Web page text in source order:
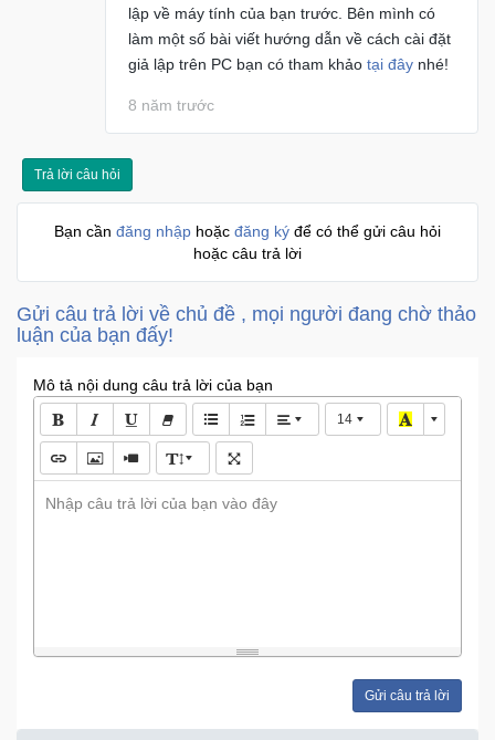
Trí
Máy
Máy
flycam
Kiện
lập về máy tính của bạn trước. Bên mình có
làm một số bài viết hướng dẫn về cách cài đặt
giả lập trên PC bạn có tham khảo tại đây nhé!
8 năm trước
Trả lời câu hỏi
Bạn cần đăng nhập hoặc đăng ký để có thể gửi câu hỏi
hoặc câu trả lời
Gửi câu trả lời về chủ đề , mọi người đang chờ thảo
luận của bạn đấy!
Mô tả nội dung câu trả lời của bạn
14
Nhập câu trả lời của bạn vào đây
Gửi câu trả lời